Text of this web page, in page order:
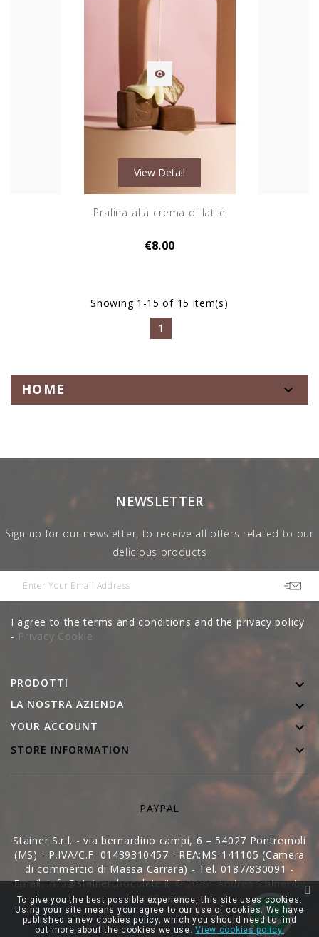

View Detail
Pralina alla crema di latte
€8.00
Showing 1-15 of 15 item(s)
1
HOME 
NEWSLETTER
Sign up for our newsletter, to receive all offers related to our
delicious products
I agree to the terms and conditions and the privacy policy
- Privacy Cookie
PRODOTTI 
LA NOSTRA AZIENDA 
YOUR ACCOUNT 
STORE INFORMATION 
PAYPAL
Stainer S.r.l. - via bernardino campi, 6 – 54027 Pontremoli
(MS) - P.IVA/C.F. 01439310457 - REA:MS-141105 (Camera
di commercio di Massa Carrara) - Tel. 0187/830091 -
Email: info@stainerchocolate.it© 2026 - Andrea Stainer by
WedDoctor
To give you the best possible experience, this site uses cookies.
Using your site means your agree to our use of cookies. We have
published a new cookies policy, which you should need to find
out more about the cookies we use.View cookies policy.